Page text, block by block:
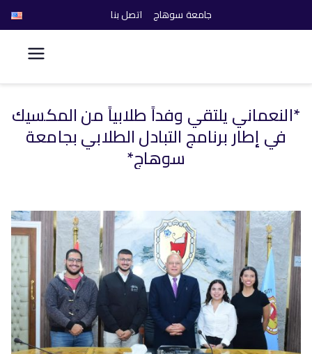
تخطى
المحتوى
جامعة سوهاج اتصل بنا
كلية الحاسبات والذكاء
الاصطناعي
*النعماني يلتقي وفداً طلابياً من المكسيك
في إطار برنامج التبادل الطلابي بجامعة
سوهاج*